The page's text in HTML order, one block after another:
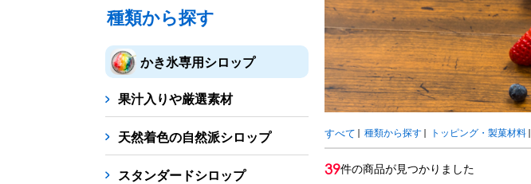
ブロックアイススライサー キューブアイススライサー カートリッジシェイバー
台湾かき氷
ドリンクメニューに
ノンアルドリンク
種類から探す
かき氷専用シロップ
果汁入りや厳選素材
天然着色の自然派シロップ
スタンダードシロップ
すべて | 種類から探す| トッピング・製菓材料|
39件の商品が見つかりました